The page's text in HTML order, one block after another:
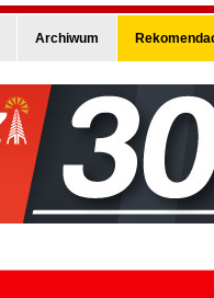
Archiwum